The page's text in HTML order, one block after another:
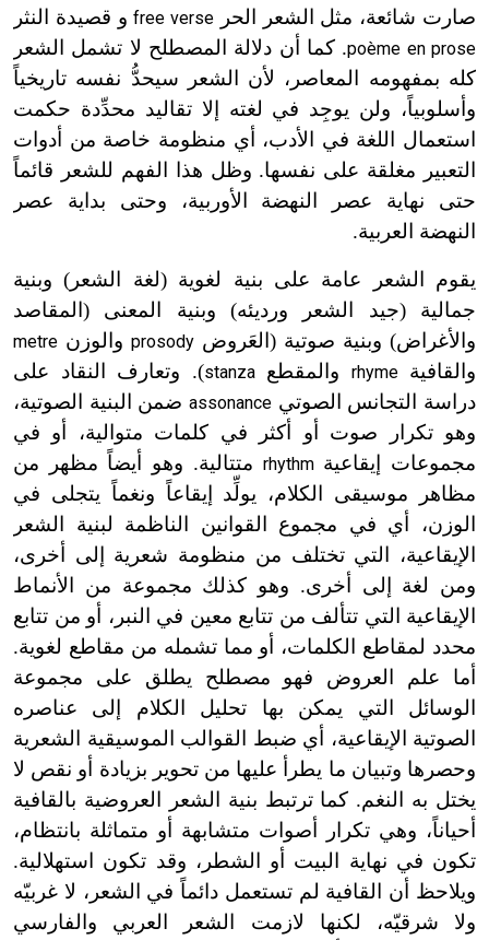
صارت شائعة، مثل الشعر الحر free verseو قصيدة النثر
poème en prose. كما أن دلالة المصطلح لا تشمل الشعر
كله بمفهومه المعاصر، لأن الشعر سيحدُّ نفسه تاريخياً
وأسلوبياً، ولن يوجِد في لغته إلا تقاليد محدِّدة حكمت
استعمال اللغة في الأدب، أي منظومة خاصة من أدوات
التعبير مغلقة على نفسها. وظل هذا الفهم للشعر قائماً
حتى نهاية عصر النهضة الأوربية، وحتى بداية عصر
النهضة العربية.
يقوم الشعر عامة على بنية لغوية (لغة الشعر) وبنية
جمالية (جيد الشعر ورديئه) وبنية المعنى (المقاصد
والأغراض) وبنية صوتية (العَروض prosody والوزن metre
والقافيةrhyme والمقطعstanza). وتعارف النقاد على
دراسة التجانس الصوتي assonance ضمن البنية الصوتية،
وهو تكرار صوت أو أكثر في كلمات متوالية، أو في
مجموعات إيقاعيةrhythm متتالية. وهو أيضاً مظهر من
مظاهر موسيقى الكلام، يولِّد إيقاعاً ونغماً يتجلى في
الوزن، أي في مجموع القوانين الناظمة لبنية الشعر
الإيقاعية، التي تختلف من منظومة شعرية إلى أخرى،
ومن لغة إلى أخرى. وهو كذلك مجموعة من الأنماط
الإيقاعية التي تتألف من تتابع معين في النبر، أو من تتابع
محدد لمقاطع الكلمات، أو مما تشمله من مقاطع لغوية.
أما علم العروض فهو مصطلح يطلق على مجموعة
الوسائل التي يمكن بها تحليل الكلام إلى عناصره
الصوتية الإيقاعية، أي ضبط القوالب الموسيقية الشعرية
وحصرها وتبيان ما يطرأ عليها من تحوير بزيادة أو نقص لا
يختل به النغم. كما ترتبط بنية الشعر العروضية بالقافية
أحياناً، وهي تكرار أصوات متشابهة أو متماثلة بانتظام،
تكون في نهاية البيت أو الشطر، وقد تكون استهلالية.
ويلاحظ أن القافية لم تستعمل دائماً في الشعر، لا غربيّه
ولا شرقيّه، لكنها لازمت الشعر العربي والفارسي